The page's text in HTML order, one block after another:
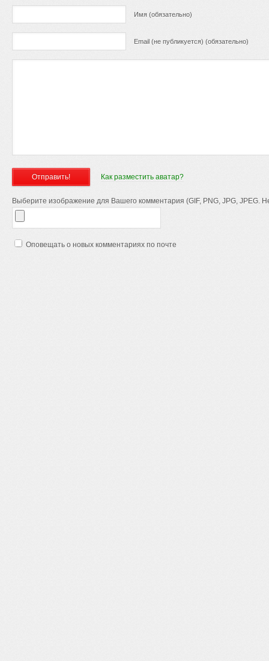
Имя (обязательно)
Email (не публикуется) (обязательно)
Как разместить аватар?
Выберите изображение для Вашего комментария (GIF, PNG, JPG, JPEG.
Оповещать о новых комментариях по почте